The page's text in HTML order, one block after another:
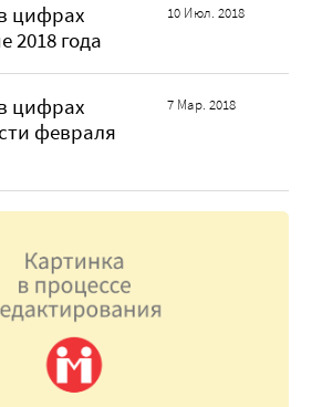
цифрах
2018 года
10 Июл. 2018
цифрах
февраля
7 Мар. 2018